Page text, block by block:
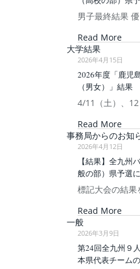
男子最終結果
Read More
大学結果
2026年4月15日
2026年度「鹿児
（男女）」結果
4/11（土）、
Read More
事務局からのお知
2026年4月12日
【結果】全九州
般の部）県予選
標記大会の結果
Read More
一般
2026年3月9日
第24回全九州９
本県代表チーム